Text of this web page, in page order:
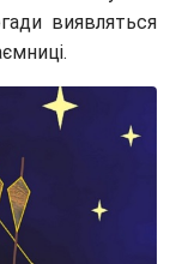
виявляться